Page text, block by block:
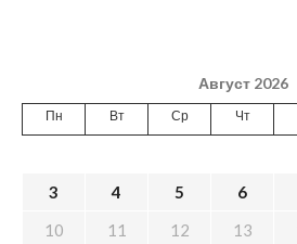
Август 2026
Пн Вт Ср Чт
3
4 5 6
10
11 12 13